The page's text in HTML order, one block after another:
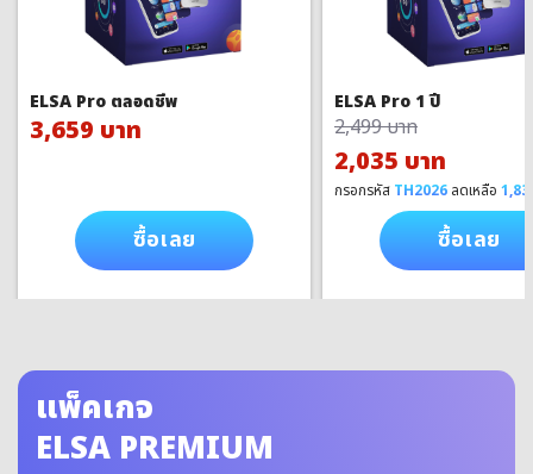
ELSA Pro ตลอดชีพ
3,659 บาท
ซื้อเลย
ELSA Pro 1 ปี
2,499 บาท
2,035 บาท
กรอกรหัส TH2026 ลดเหลือ
ซื้อเลย
แพ็คเกจ
ELSA PREMIUM